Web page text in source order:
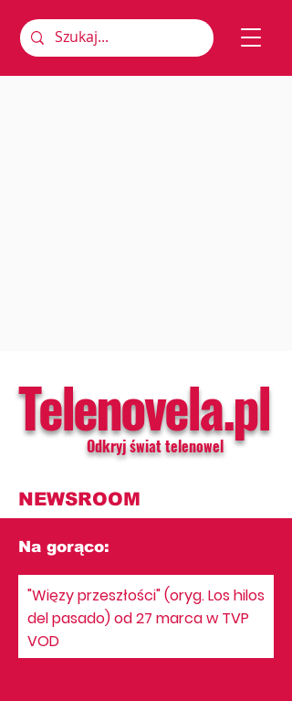
Telenovela.pl
Odkryj świat telenowel
NEWSROOM
Na gorąco:
"Więzy przeszłości" (oryg. Los hilos
del pasado) od 27 marca w TVP
VOD